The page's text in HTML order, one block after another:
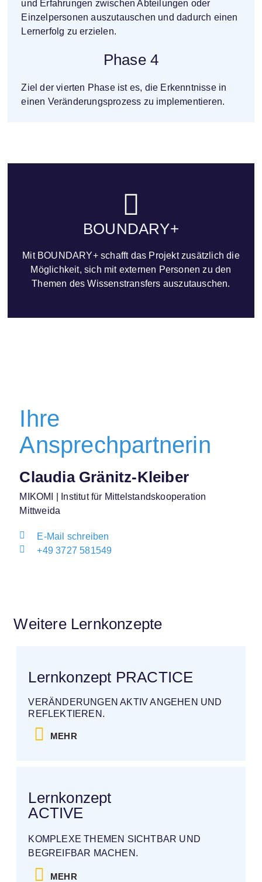
und Erfahrungen zwischen Abteilungen oder
Einzelpersonen auszutauschen und dadurch einen
Lernerfolg zu erzielen.
Phase 4
Ziel der vierten Phase ist es, die Erkenntnisse in
einen Veränderungsprozess zu implementieren.
BOUNDARY+
Mit BOUNDARY+ schafft das Projekt zusätzlich die
Möglichkeit, sich mit externen Personen zu den
Themen des Wissenstransfers auszutauschen.
Ihre
Ansprechpartnerin
Claudia Gränitz-Kleiber
MIKOMI | Institut für Mittelstandskooperation
Mittweida
E-Mail schreiben
+49 3727 581549
Weitere Lernkonzepte
Lernkonzept PRACTICE
VERÄNDERUNGEN AKTIV ANGEHEN UND
REFLEKTIEREN.
MEHR
Lernkonzept
ACTIVE
KOMPLEXE THEMEN SICHTBAR UND
BEGREIFBAR MACHEN.
MEHR